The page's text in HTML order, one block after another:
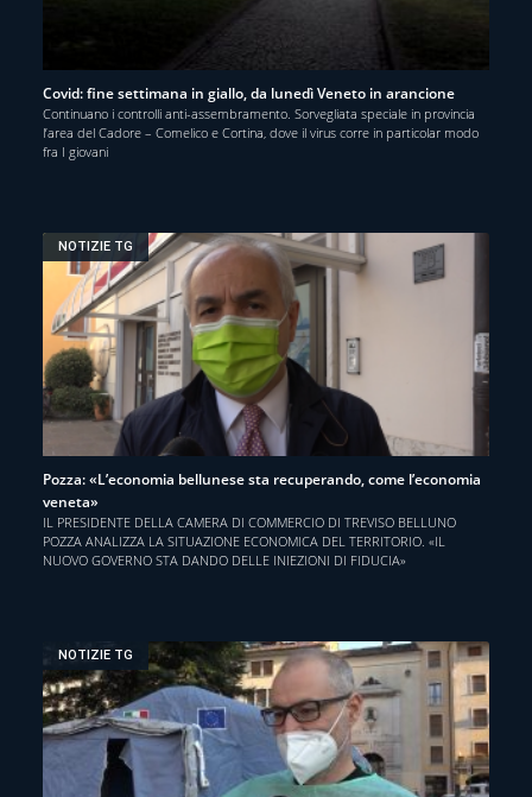
Covid: fine settimana in giallo, da lunedì Veneto in arancione
Continuano i controlli anti-assembramento. Sorvegliata speciale in provincia
l’area del Cadore – Comelico e Cortina, dove il virus corre in particolar modo
fra I giovani
NOTIZIE TG
Pozza: «L’economia bellunese sta recuperando, come l’economia
veneta»
IL PRESIDENTE DELLA CAMERA DI COMMERCIO DI TREVISO BELLUNO
POZZA ANALIZZA LA SITUAZIONE ECONOMICA DEL TERRITORIO. «IL
NUOVO GOVERNO STA DANDO DELLE INIEZIONI DI FIDUCIA»
NOTIZIE TG